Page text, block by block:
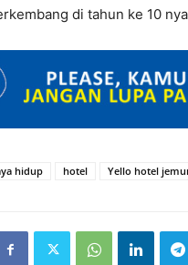
di tahun ke 10
hidup hotel Yello hotel